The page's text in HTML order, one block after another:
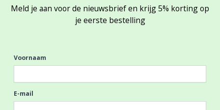
Meld je aan voor de nieuwsbrief en krijg 5% korting op
je eerste bestelling
Voornaam
E-mail